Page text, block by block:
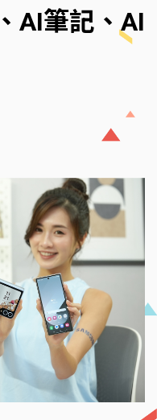
AI筆記、AI